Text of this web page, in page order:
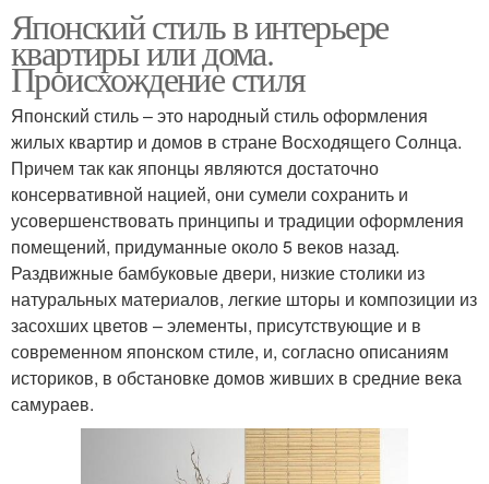
Японский стиль в интерьере
квартиры или дома.
Происхождение стиля
Японский стиль – это народный стиль оформления
жилых квартир и домов в стране Восходящего Солнца.
Причем так как японцы являются достаточно
консервативной нацией, они сумели сохранить и
усовершенствовать принципы и традиции оформления
помещений, придуманные около 5 веков назад.
Раздвижные бамбуковые двери, низкие столики из
натуральных материалов, легкие шторы и композиции из
засохших цветов – элементы, присутствующие и в
современном японском стиле, и, согласно описаниям
историков, в обстановке домов живших в средние века
самураев.